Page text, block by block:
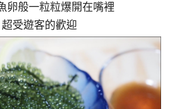
卵般一粒粒爆開在嘴裡
超受遊客的歡迎